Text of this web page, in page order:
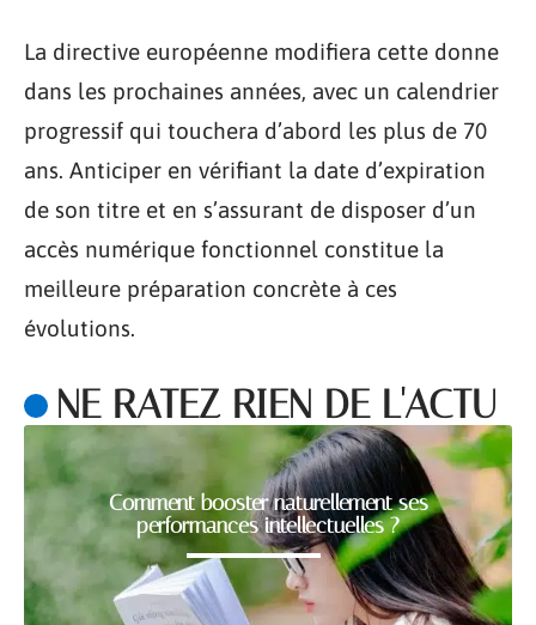
La directive européenne modifiera cette donne
dans les prochaines années, avec un calendrier
progressif qui touchera d’abord les plus de 70
ans. Anticiper en vérifiant la date d’expiration
de son titre et en s’assurant de disposer d’un
accès numérique fonctionnel constitue la
meilleure préparation concrète à ces
évolutions.
NE RATEZ RIEN DE L'ACTU
Comment booster naturellement ses
performances intellectuelles ?